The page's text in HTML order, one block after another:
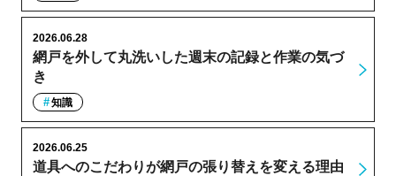
網戸を外して丸洗いした週末の記録と作業の気づ
き
2026.06.28
知識
道具へのこだわりが網戸の張り替えを変える理由
2026.06.25